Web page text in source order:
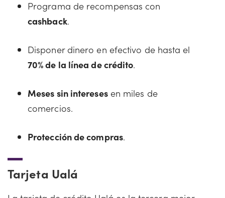
Programa de recompensas con
cashback.
Disponer dinero en efectivo de hasta el
70% de la línea de crédito.
Meses sin interesesen miles de
comercios.
Protección de compras.
Tarjeta Ualá